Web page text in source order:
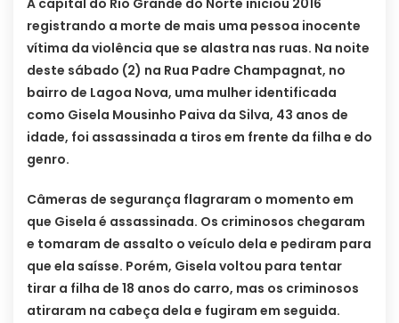
A capital do Rio Grande do Norte iniciou 2016
registrando a morte de mais uma pessoa inocente
vítima da violência que se alastra nas ruas. Na noite
deste sábado (2) na Rua Padre Champagnat, no
bairro de Lagoa Nova, uma mulher identificada
como Gisela Mousinho Paiva da Silva, 43 anos de
idade, foi assassinada a tiros em frente da filha e do
genro.
Câmeras de segurança flagraram o momento em
que Gisela é assassinada. Os criminosos chegaram
e tomaram de assalto o veículo dela e pediram para
que ela saísse. Porém, Gisela voltou para tentar
tirar a filha de 18 anos do carro, mas os criminosos
atiraram na cabeça dela e fugiram em seguida.